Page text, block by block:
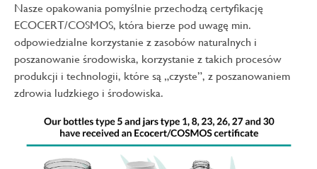
Nasze opakowania pomyślnie przechodzą certyfikację
ECOCERT/COSMOS, która bierze pod uwagę min.
odpowiedzialne korzystanie z zasobów naturalnych i
poszanowanie środowiska, korzystanie z takich procesów
produkcji i technologii, które są „czyste”, z poszanowaniem
zdrowia ludzkiego i środowiska.